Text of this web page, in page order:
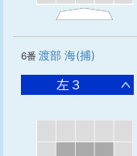
6番 渡部 海(捕)
左３